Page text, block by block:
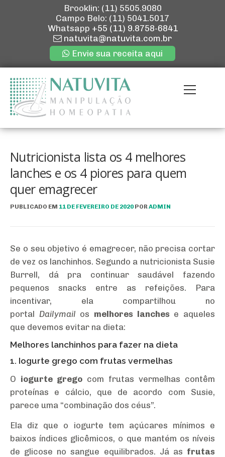
Brooklin: (11) 5505.9080
Campo Belo: (11) 5041.5017
Whatsapp +55 (11) 9.8758-6841
natuvita@natuvita.com.br
Envie sua receita aqui
para
conteúdo
Menu
QUEM SOMOS
Nutricionista lista os 4 melhores
lanches e os 4 piores para quem
quer emagrecer
PUBLICADO EM 11 DE FEVEREIRO DE 2020 PORADMIN
Se o seu objetivo é emagrecer, não precisa cortar
de vez os lanchinhos. Segundo a nutricionista Susie
Burrell, dá pra continuar saudável fazendo
pequenos snacks entre as refeições. Para
incentivar, ela compartilhou no
portal Dailymail os melhores lanches e aqueles
que devemos evitar na dieta:
Melhores lanchinhos para fazer na dieta
1. Iogurte grego com frutas vermelhas
O iogurte grego com frutas vermelhas contêm
proteínas e cálcio, que de acordo com Susie,
parece uma “combinação dos céus”.
Ela diz que o iogurte tem açúcares mínimos e
baixos índices glicêmicos, o que mantém os níveis
de glicose no sangue equilibrados. Já as frutas